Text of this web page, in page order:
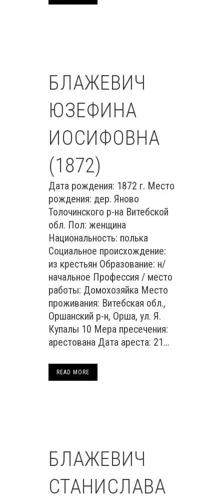
БЛАЖЕВИЧ
ЮЗЕФИНА
ИОСИФОВНА
(1872)
Дата рождения: 1872 г. Место
рождения: дер. Яново
Толочинского р-на Витебской
обл. Пол: женщина
Национальность: полька
Социальное происхождение:
из крестьян Образование: н/
начальное Профессия / место
работы: Домохозяйка Место
проживания: Витебская обл.,
Оршанский р-н, Орша, ул. Я.
Купалы 10 Мера пресечения:
арестована Дата ареста: 21...
READ MORE
БЛАЖЕВИЧ
СТАНИСЛАВА